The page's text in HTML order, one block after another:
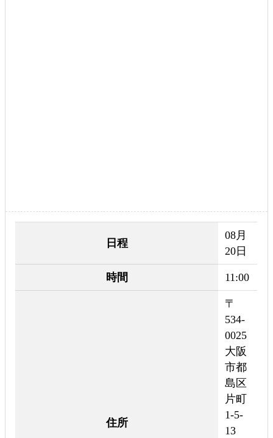
日程
08月
20日
時間 11:00
住所
〒
534-
0025
大阪
市都
島区
片町
1-5-
13